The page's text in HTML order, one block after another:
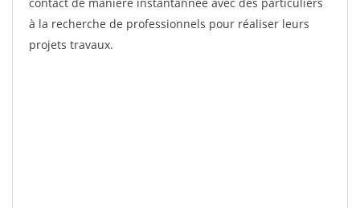
à la recherche de professionnels pour réaliser leurs
projets travaux.